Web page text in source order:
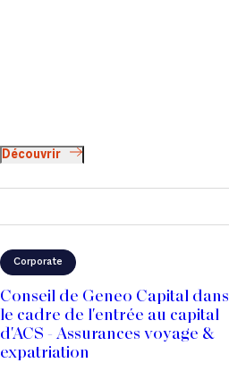
Découvrir
Corporate
Conseil de Geneo Capital dans
le cadre de l'entrée au capital
d'ACS - Assurances voyage &
expatriation